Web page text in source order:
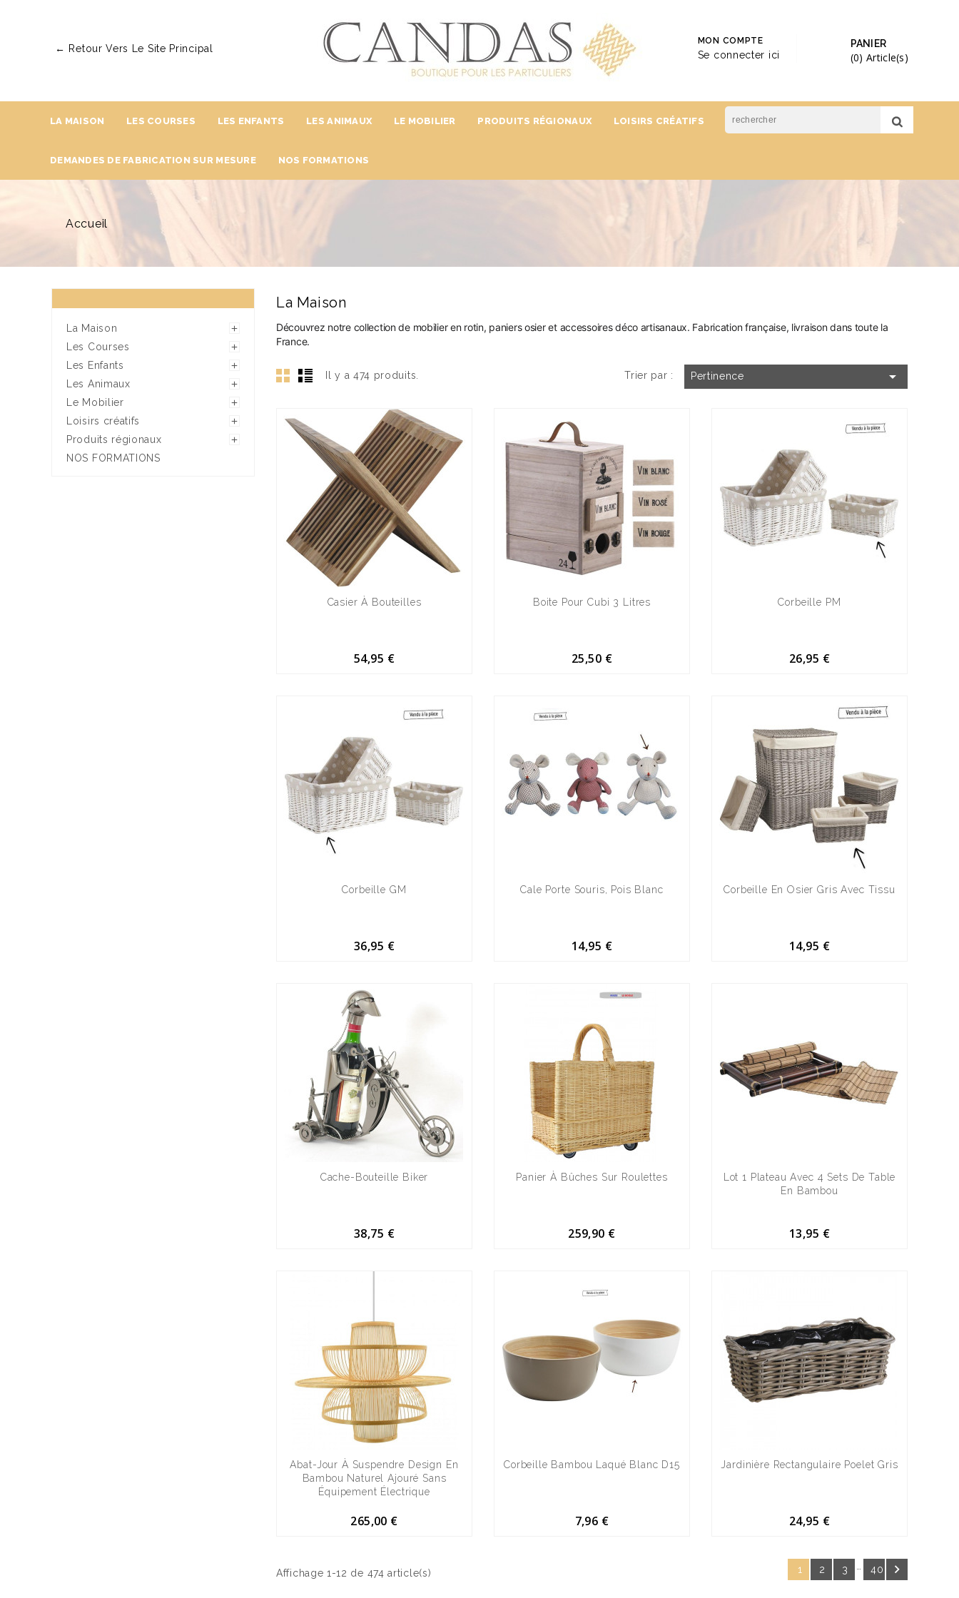
← Retour Vers Le Site Principal PANIER
(0) Article(s)
MON COMPTE
Se connecter ici
LA MAISON LES COURSES LES ENFANTS LES ANIMAUX LE MOBILIER PRODUITS RÉGIONAUX LOISIRS CRÉATIFS
DEMANDES DE FABRICATION SUR MESURE NOS FORMATIONS
Accueil
La Maison 
Les Courses 
Les Enfants 
Les Animaux 
Le Mobilier 
Loisirs créatifs 
Produits régionaux 
NOS FORMATIONS
La Maison
Découvrez notre collection de mobilier en rotin, paniers osier et accessoires déco artisanaux. Fabrication française, livraison dans toute la
France.
Il y a 474 produits. Trier par : Pertinence 
Casier À Bouteilles
54,95 €
Boite Pour Cubi 3 Litres
25,50 €
Corbeille PM
26,95 €
Corbeille GM
36,95 €
Cale Porte Souris, Pois Blanc
14,95 €
Corbeille En Osier Gris Avec Tissu
14,95 €
Cache-Bouteille Biker
38,75 €
Panier À Bûches Sur Roulettes
259,90 €
Lot 1 Plateau Avec 4 Sets De Table
En Bambou
13,95 €
Abat-Jour À Suspendre Design En
Bambou Naturel Ajouré Sans
Équipement Électrique
265,00 €
Corbeille Bambou Laqué Blanc D15
7,96 €
Jardinière Rectangulaire Poelet Gris
24,95 €
Affichage 1-12 de 474 article(s) 1 2 3 40 